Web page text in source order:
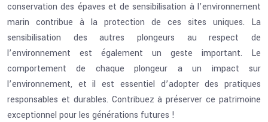
conservation des épaves et de sensibilisation à l’environnement
marin contribue à la protection de ces sites uniques. La
sensibilisation des autres plongeurs au respect de
l’environnement est également un geste important. Le
comportement de chaque plongeur a un impact sur
l’environnement, et il est essentiel d’adopter des pratiques
responsables et durables. Contribuez à préserver ce patrimoine
exceptionnel pour les générations futures !